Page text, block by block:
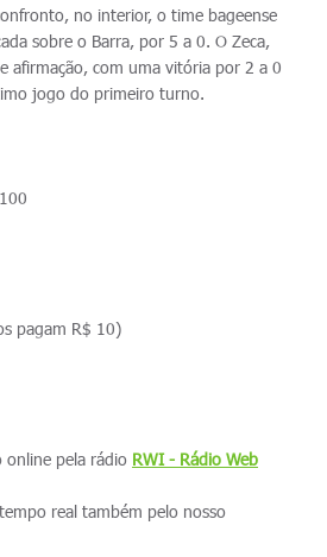
no interior, o time bageense
sobre o Barra, por 5 a 0. O Zeca,
afirmação, com uma vitória por 2 a 0
jogo do primeiro turno.
pagam R$ 10)
online pela rádio RWI - Rádio Web
real também pelo nosso